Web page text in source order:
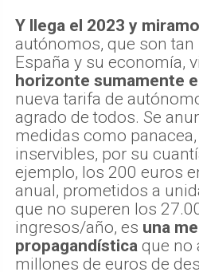
Y llega el 2023 y
autónomos, que son
España y su economía,
horizonte sumamente
nueva tarifa de
agrado de todos. Se
medidas como
inservibles, por su
ejemplo, los 200 euros
anual, prometidos a
que no superen los
ingresos/año, es una
propagandística que no
millones de euros de